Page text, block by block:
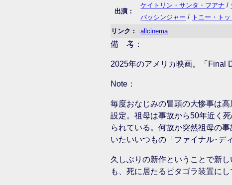
出演：
ケイトリン・サンタ・フアナ /
バッシンジャー / トニー・トッ
リンク：
allcinema
備 考：
2025年のアメリカ映画。「Final
Note：
毎度おなじみの冒頭の大惨事は
設定。祖母は事故から50年近く
られている。何故か突然祖母の
いたいいつもの「ファイナル･デ
久しぶりの新作ということで新
も、死に居たるピタゴラ装置に